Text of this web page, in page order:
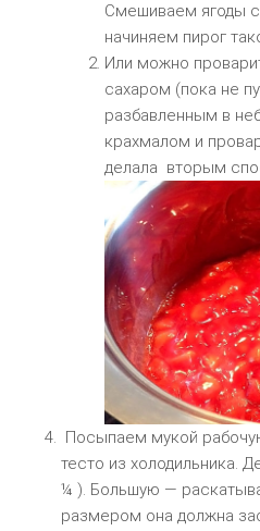
Смешиваем ягоды
начиняем пирог
Или можно
сахаром (пока не
разбавленным в
крахмалом и
делала вторым
Посыпаем мукой
тесто из холодильника.
¼ ). Большую —
размером она должна